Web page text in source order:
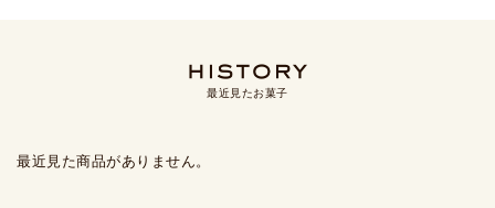
最近見たお菓子
最近見た商品がありません。